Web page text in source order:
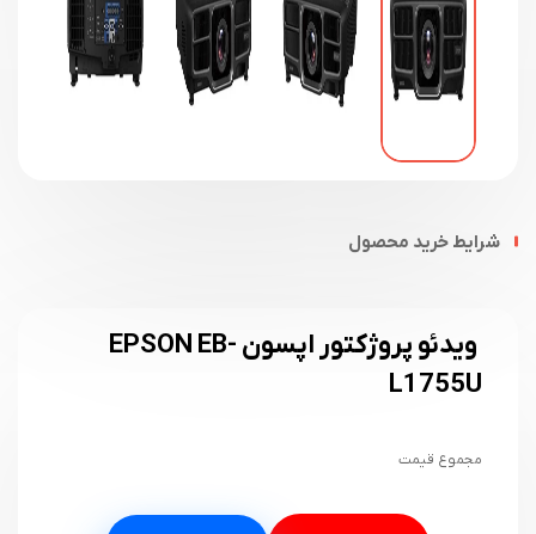
شرایط خرید محصول
ویدئو پروژکتور اپسون EPSON EB-
L1755U
مجموع قیمت